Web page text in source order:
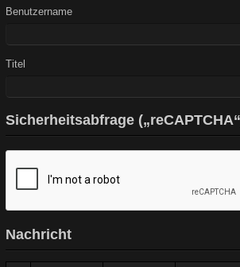
Benutzername
Titel
Sicherheitsabfrage
Nachricht